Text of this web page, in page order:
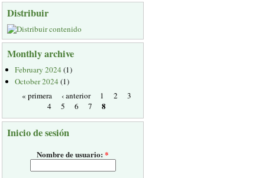
Distribuir
Monthly archive
February 2024(1)
October 2024(1)
« primera
‹ anterior 1 2
3
4
5 6 7 8
Inicio de sesión
Nombre de usuario:*